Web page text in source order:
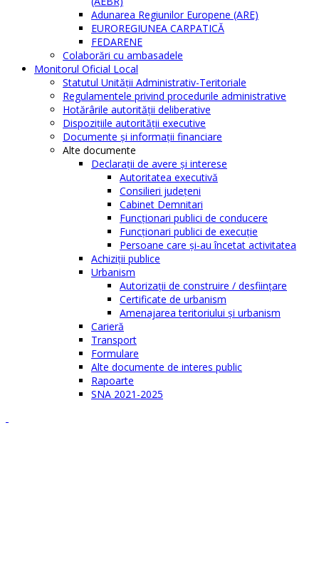
Adunarea Regiunilor Europene (ARE)
EUROREGIUNEA CARPATICĂ
FEDARENE
Colaborări cu ambasadele
Monitorul Oficial Local
Statutul Unităţii Administrativ-Teritoriale
Regulamentele privind procedurile administrative
Hotărârile autorităţii deliberative
Dispoziţiile autorităţii executive
Documente şi informaţii financiare
Alte documente
Declaraţii de avere şi interese
Autoritatea executivă
Consilieri judeţeni
Cabinet Demnitari
Funcţionari publici de conducere
Funcționari publici de execuție
Persoane care şi-au încetat activitatea
Achiziţii publice
Urbanism
Autorizații de construire / desființare
Certificate de urbanism
Amenajarea teritoriului şi urbanism
Carieră
Transport
Formulare
Alte documente de interes public
Rapoarte
SNA 2021-2025